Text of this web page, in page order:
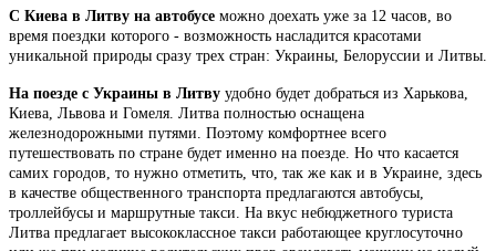
С Киева в Литву на автобусе можно доехать уже за 12 часов, во
время поездки которого - возможность насладится красотами
уникальной природы сразу трех стран: Украины, Белоруссии и Литвы.
На поезде с Украины в Литву удобно будет добраться из Харькова,
Киева, Львова и Гомеля. Литва полностью оснащена
железнодорожными путями. Поэтому комфортнее всего
путешествовать по стране будет именно на поезде. Но что касается
самих городов, то нужно отметить, что, так же как и в Украине, здесь
в качестве общественного транспорта предлагаются автобусы,
троллейбусы и маршрутные такси. На вкус небюджетного туриста
Литва предлагает высококлассное такси работающее круглосуточно